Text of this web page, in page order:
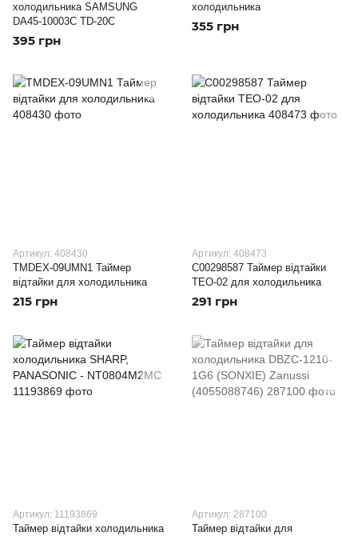
холодильника SAMSUNG
DA45-10003C TD-20C
395 грн
холодильника
355 грн
Артикул: 408430
TMDEX-09UMN1 Таймер
відтайки для холодильника
215 грн
Артикул: 408473
C00298587 Таймер відтайки
ТЕО-02 для холодильника
291 грн
Артикул: 11193869
Таймер відтайки холодильника
Артикул: 287100
Таймер відтайки для